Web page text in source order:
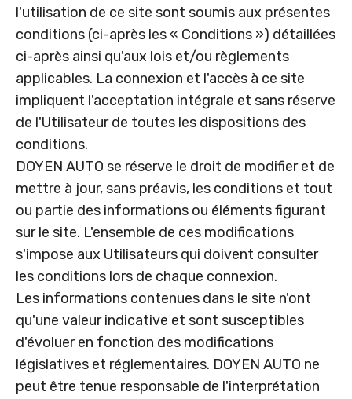
l'utilisation de ce site sont soumis aux présentes
conditions (ci-après les « Conditions ») détaillées
ci-après ainsi qu'aux lois et/ou règlements
applicables. La connexion et l'accès à ce site
impliquent l'acceptation intégrale et sans réserve
de l'Utilisateur de toutes les dispositions des
conditions.
DOYEN AUTO se réserve le droit de modifier et de
mettre à jour, sans préavis, les conditions et tout
ou partie des informations ou éléments figurant
sur le site. L'ensemble de ces modifications
s'impose aux Utilisateurs qui doivent consulter
les conditions lors de chaque connexion.
Les informations contenues dans le site n'ont
qu'une valeur indicative et sont susceptibles
d'évoluer en fonction des modifications
législatives et réglementaires. DOYEN AUTO ne
peut être tenue responsable de l'interprétation